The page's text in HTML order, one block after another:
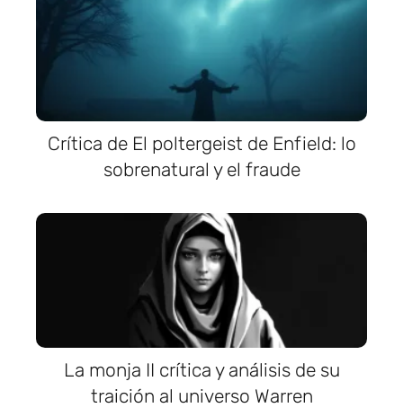
Crítica de El poltergeist de Enfield: lo
sobrenatural y el fraude
La monja II crítica y análisis de su
traición al universo Warren